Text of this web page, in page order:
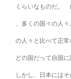
くらいなものだ。
、多くの国々の人
の人々と比べて正
どの国だって自国
しかし、日本には